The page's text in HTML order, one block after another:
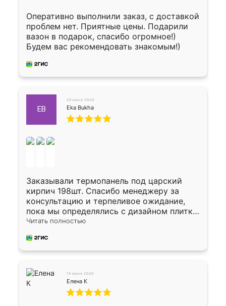
Оперативно выполнили заказ, с доставкой
проблем нет. Приятные цены. Подарили
вазон в подарок, спасибо огромное!)
Будем вас рекомендовать знакомым!)
EB
20 июня 2026
Eka Bukha
Заказывали термопанель под царский
кирпич 198шт. Спасибо менеджеру за
консультацию и терпеливое ожидание,
пока мы определялись с дизайном плитки.
Исполнен заказ в срок, спасибо
предоплата наличкой 50%. Накануне с
водителем договорились о доставке в
Окончательный расчет при получении.
Огромная благодарность водителю, помог
выгрузить. Получили коробку плитки на
Читать полностью
14 июня 2026
Елена К